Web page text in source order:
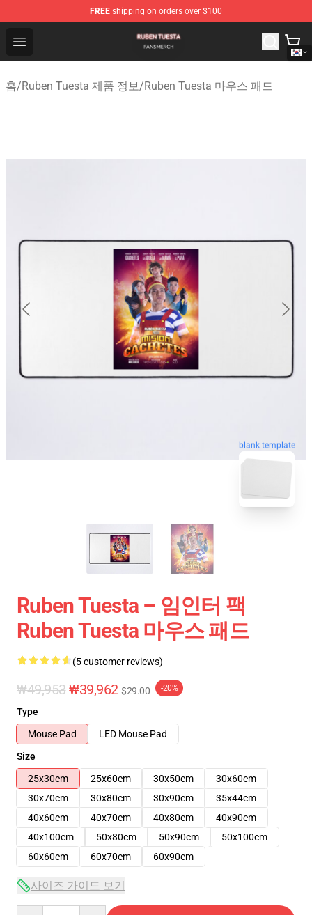
FREE shipping on orders over $100
Open menu
Ruben Tuesta Shop - Official Ruben Tuesta Merchandise
홈/Ruben Tuesta 제품 정보/Ruben Tuesta 마우스 패드
blank template
Ruben Tuesta – 임인터 팩
Ruben Tuesta 마우스 패드
(5 customer reviews)
₩49,953 ₩39,962 $29.00 -20%
Type
Mouse Pad
LED Mouse Pad
Size
25x30cm
25x60cm 30x50cm
30x60cm
30x70cm
30x80cm 30x90cm
35x44cm
40x60cm
40x70cm 40x80cm
40x90cm
40x100cm
50x80cm 50x90cm
50x100cm
60x60cm
60x70cm 60x90cm
사이즈 가이드 보기